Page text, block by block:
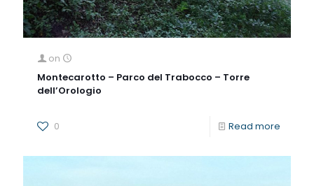
on
Montecarotto – Parco del Trabocco – Torre
dell’Orologio
0 Read more